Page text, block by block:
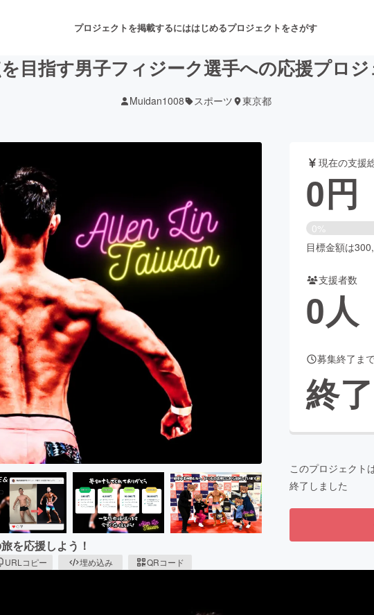
プロジェクトを掲載するにははじめるプロジェクトをさがす
舞台・パフォーマンス
ゲーム・サービス開発
書籍・雑誌出版
チャレンジ ビューティー・ヘルスケア
CAMPFIRE for Social Good
CAMPFIREふるさと納税
目指す男子フィジーク選手への応援プロジ
Muidan1008 スポーツ 東京都
を応援しよう！
URLコピー 埋め込み QRコード
現在の支援
0円
0%
目標金額は
支援者数
0人
募集終了ま
終了
このプロジェクトは
終了しました